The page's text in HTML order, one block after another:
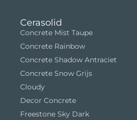
Cerasolid
Concrete Mist Taupe
Concrete Rainbow
Concrete Shadow Antraciet
Concrete Snow Grijs
Cloudy
Decor Concrete
Freestone Sky Dark